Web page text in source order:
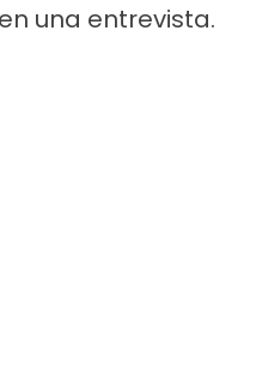
en una entrevista.